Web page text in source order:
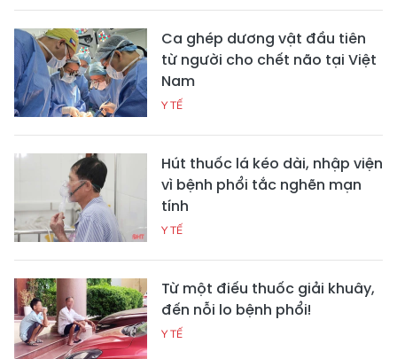
Ca ghép dương vật đầu tiên
từ người cho chết não tại Việt
Nam
Y TẾ
Hút thuốc lá kéo dài, nhập viện
vì bệnh phổi tắc nghẽn mạn
tính
Y TẾ
Từ một điếu thuốc giải khuây,
đến nỗi lo bệnh phổi!
Y TẾ